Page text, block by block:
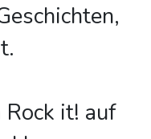
Rock it! auf